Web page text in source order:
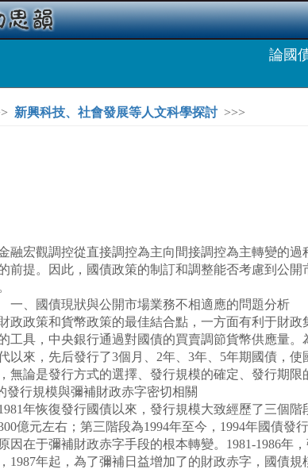
論國
新興科技、社會發展等人文科學探討>>>
宏觀調控從直接調控為主向間接調控為主轉變的過
前提。因此，國債政策的制訂和調整能否考慮到公
現狀與公開市場業務不相適應的問題分析
政策和貨幣政策的最佳結合點，一方面有利于財政
工具，中央銀行通過對國債的買賣調節貨幣供應量
以來，先后發行了3個月、2年、3年、5年期國債，
無論是發行方式的選擇、發行規模的確定、發行期
行規模與彌補財政赤字密切相關
年恢復發行國債以來，發行規模大致經歷了三個階
億元左右；第三階段為1994年至今，1994年國債發
因在于彌補財政赤字手段的根本轉變。1981-1986
1987年起，為了彌補日益增加了的財政赤字，國債